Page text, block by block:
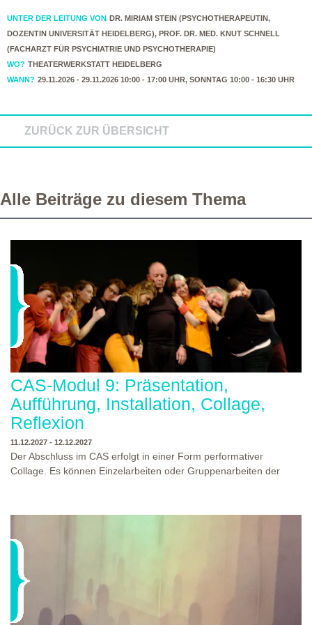
UNTER DER LEITUNG VON DR. MIRIAM STEIN (PSYCHOTHERAPEUTIN,
DOZENTIN UNIVERSITÄT HEIDELBERG), PROF. DR. MED. KNUT SCHNELL
(FACHARZT FÜR PSYCHIATRIE UND PSYCHOTHERAPIE)
WO? THEATERWERKSTATT HEIDELBERG
WANN? 29.11.2026 - 29.11.2026 10:00 - 17:00 UHR, SONNTAG 10:00 - 16:30 UHR
ZURÜCK ZUR ÜBERSICHT
Alle Beiträge zu diesem Thema
CAS-Modul 9: Präsentation,
Aufführung, Installation, Collage,
Reflexion
11.12.2027 - 12.12.2027
Der Abschluss im CAS erfolgt in einer Form performativer
Collage. Es können Einzelarbeiten oder Gruppenarbeiten der
Ausbildungsprogramm zu erleben. Die Studierenden des
oder Präsentation. Wir freuen uns über Begegnungen und
WO?